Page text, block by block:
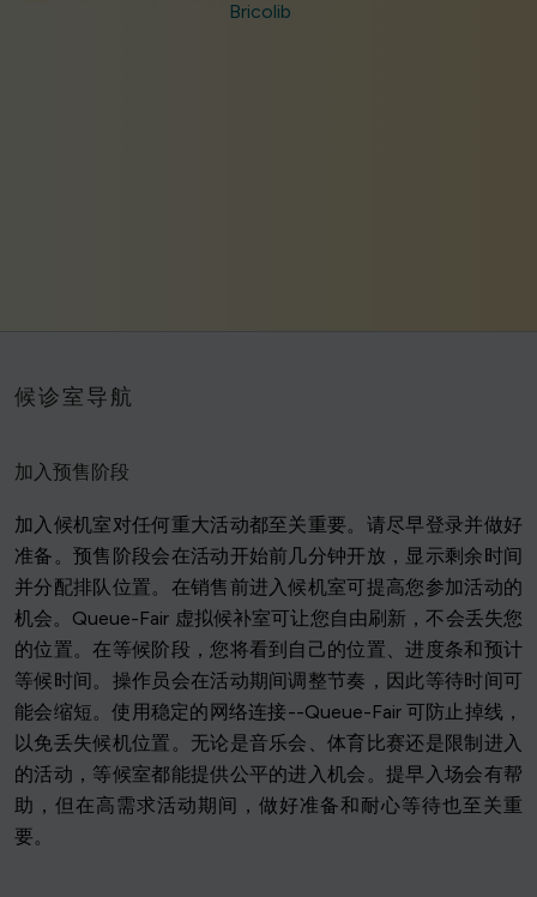
Bricolib
候诊室导航
加入预售阶段
加入候机室对任何重大活动都至关重要。请尽早登录并做好
准备。预售阶段会在活动开始前几分钟开放，显示剩余时间
并分配排队位置。在销售前进入候机室可提高您参加活动的
机会。Queue-Fair 虚拟候补室可让您自由刷新，不会丢失您
的位置。在等候阶段，您将看到自己的位置、进度条和预计
等候时间。操作员会在活动期间调整节奏，因此等待时间可
能会缩短。使用稳定的网络连接--Queue-Fair 可防止掉线，
以免丢失候机位置。无论是音乐会、体育比赛还是限制进入
的活动，等候室都能提供公平的进入机会。提早入场会有帮
助，但在高需求活动期间，做好准备和耐心等待也至关重
要。